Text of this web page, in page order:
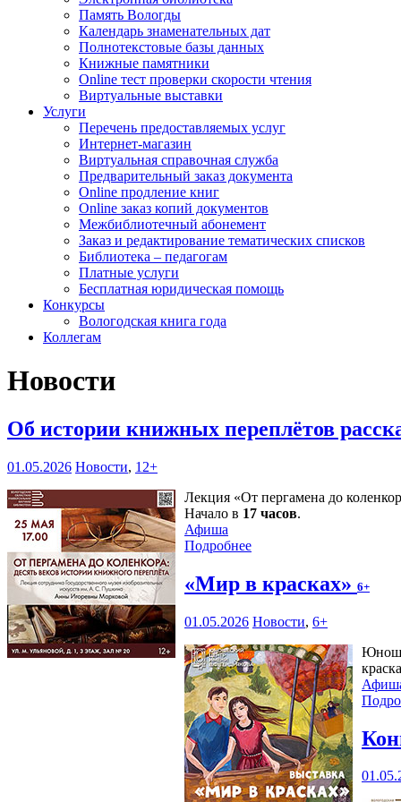
Память Вологды
Календарь знаменательных дат
Полнотекстовые базы данных
Книжные памятники
Online тест проверки скорости чтения
Виртуальные выставки
Услуги
Перечень предоставляемых услуг
Интернет-магазин
Виртуальная справочная служба
Предварительный заказ документа
Online продление книг
Online заказ копий документов
Межбиблиотечный абонемент
Заказ и редактирование тематических списков
Библиотека – педагогам
Платные услуги
Бесплатная юридическая помощь
Конкурсы
Вологодская книга года
Коллегам
Новости
Об истории книжных переплётов
01.05.2026 Новости, 12+
Лекция «От пергамена до
Начало в 17 часов.
Афиша
Подробнее
«Мир в красках» 6+
01.05.2026 Новости, 6+